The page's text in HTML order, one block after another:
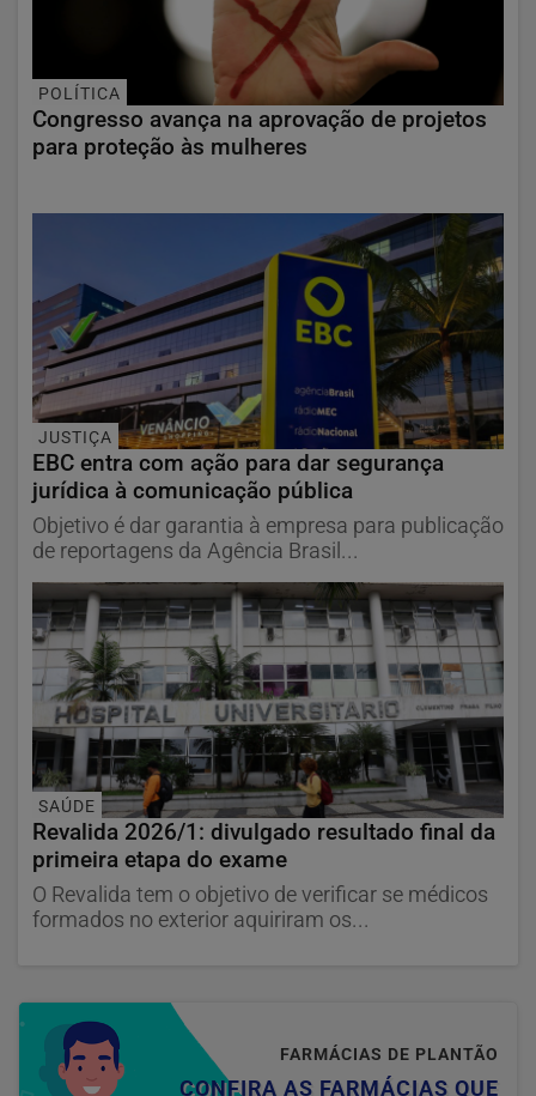
POLÍTICA
Congresso avança na aprovação de projetos
para proteção às mulheres
JUSTIÇA
EBC entra com ação para dar segurança
jurídica à comunicação pública
Objetivo é dar garantia à empresa para publicação
de reportagens da Agência Brasil...
SAÚDE
Revalida 2026/1: divulgado resultado final da
primeira etapa do exame
O Revalida tem o objetivo de verificar se médicos
formados no exterior aquiriram os...
FARMÁCIAS DE PLANTÃO
CONFIRA AS FARMÁCIAS QUE